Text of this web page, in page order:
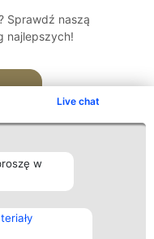
Live chat
w
Sprawdź naszą
najlepszych!
Kontakt
Kontakt